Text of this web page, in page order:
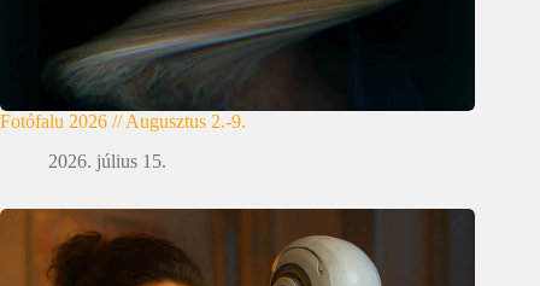
Fotófalu 2026 // Augusztus 2.-9.
2026. július 15.